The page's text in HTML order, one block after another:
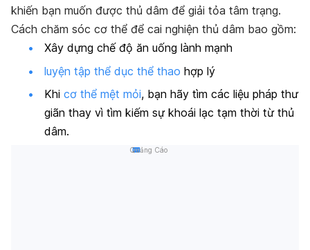
khiến bạn muốn được thủ dâm để giải tỏa tâm trạng.
Cách chăm sóc cơ thể để cai nghiện thủ dâm bao gồm:
Xây dựng chế độ ăn uống lành mạnh
luyện tập thể dục thể thao hợp lý
Khi cơ thể mệt mỏi, bạn hãy tìm các liệu pháp thư
giãn thay vì tìm kiếm sự khoái lạc tạm thời từ thủ
dâm.
Quảng Cáo